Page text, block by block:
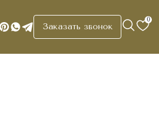
Заказать звонок
0